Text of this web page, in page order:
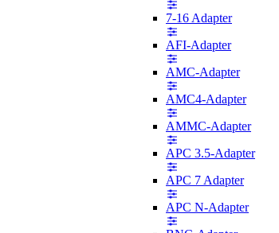
7-16 Adapter
AFI-Adapter
AMC-Adapter
AMC4-Adapter
AMMC-Adapter
APC 3.5-Adapter
APC 7 Adapter
APC N-Adapter